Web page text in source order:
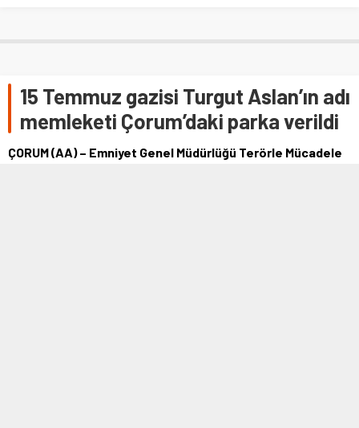
15 Temmuz gazisi Turgut Aslan’ın adı
memleketi Çorum’daki parka verildi
ÇORUM (AA) – Emniyet Genel Müdürlüğü Terörle Mücadele